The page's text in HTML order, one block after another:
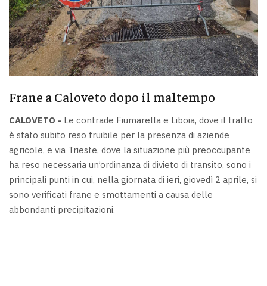
Frane a Caloveto dopo il maltempo
CALOVETO - Le contrade Fiumarella e Liboia, dove il tratto
è stato subito reso fruibile per la presenza di aziende
agricole, e via Trieste, dove la situazione più preoccupante
ha reso necessaria un’ordinanza di divieto di transito, sono i
principali punti in cui, nella giornata di ieri, giovedì 2 aprile, si
sono verificati frane e smottamenti a causa delle
abbondanti precipitazioni.